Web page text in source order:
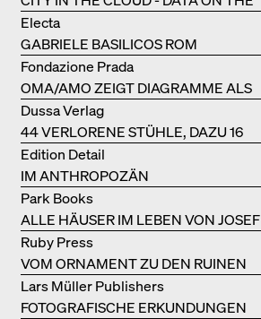
GROUND
GABRIELE BASILICOS ROM
Electa
OMA/AMO ZEIGT DIAGRAMME ALS
NARRATIVE DER ERKENNTNIS
Fondazione Prada
44 VERLORENE STÜHLE, DAZU 16
SOFAS UND BÄNKE
Dussa Verlag
IM ANTHROPOZÄN
Edition Detail
ALLE HÄUSER IM LEBEN VON JOSEF
FRANK
Park Books
VOM ORNAMENT ZU DEN RUINEN
DES ALLTAGS
Ruby Press
FOTOGRAFISCHE ERKUNDUNGEN
Lars Müller Publishers